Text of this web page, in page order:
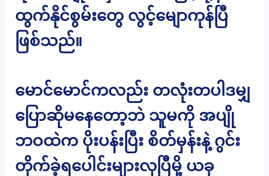
ထွက်နိုင်စွမ်းတွေ လွင့်မျောကုန်ပြီ
ဖြစ်သည်။
မောင်မောင်ကလည်း တလုံးတပါဒမျှ
ပြောဆိုမနေတော့ဘဲ သူမကို အပျို
ဘဝထဲက ပိုးပန်းပြီး စိတ်မှန်းနဲ့ ဂွင်း
တိုက်ခဲ့ရပေါင်းများလှပြီမို့ ယခု